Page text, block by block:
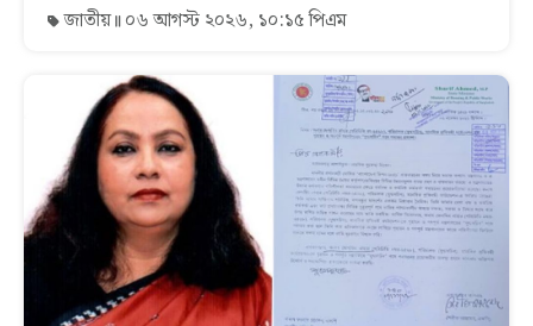
জাতীয় ০৬ আগস্ট ২০২৬, ১০:১৫ পিএম